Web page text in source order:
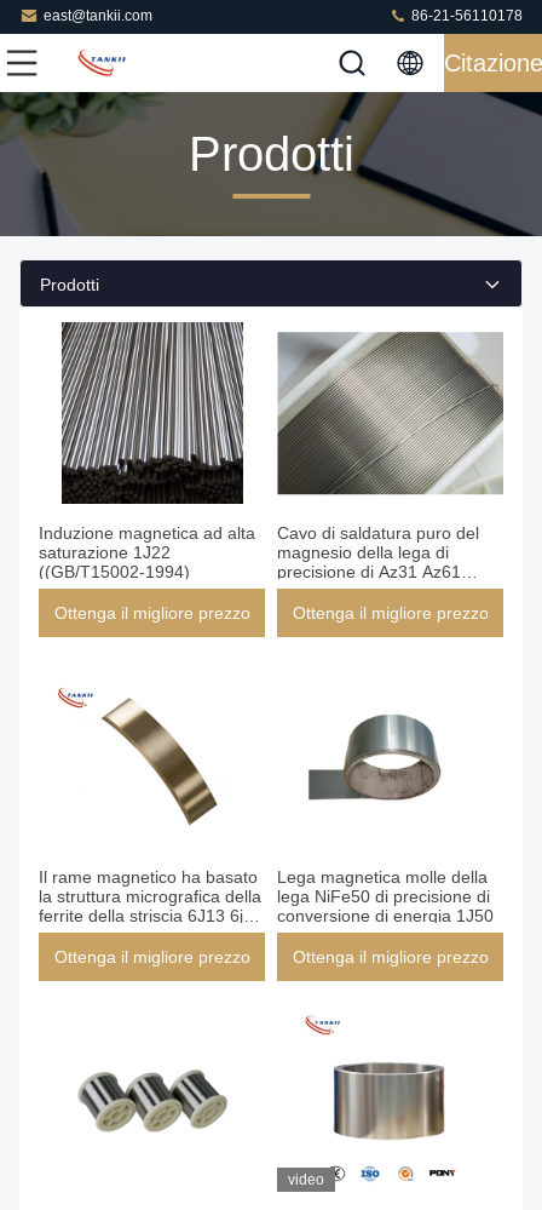
east@tankii.com 86-21-56110178
Citazione
Prodotti
Prodotti
Induzione magnetica ad alta
saturazione 1J22
((GB/T15002-1994)
Ottenga il migliore prezzo
Cavo di saldatura puro del
magnesio della lega di
precisione di Az31 Az61
Az91
Ottenga il migliore prezzo
Il rame magnetico ha basato
la struttura micrografica della
ferrite della striscia 6J13 6j12
della manganina
Ottenga il migliore prezzo
Lega magnetica molle della
lega NiFe50 di precisione di
conversione di energia 1J50
Ottenga il migliore prezzo
video